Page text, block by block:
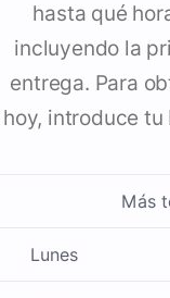
hasta qué
incluyendo la
entrega. Para
hoy, introduce
Más
Lunes